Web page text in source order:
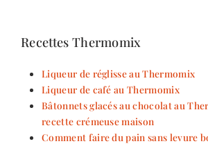
Recettes Thermomix
Liqueur de réglisse au Thermomix
Liqueur de café au Thermomix
Bâtonnets glacés au chocolat au
recette crémeuse maison
Comment faire du pain sans levure